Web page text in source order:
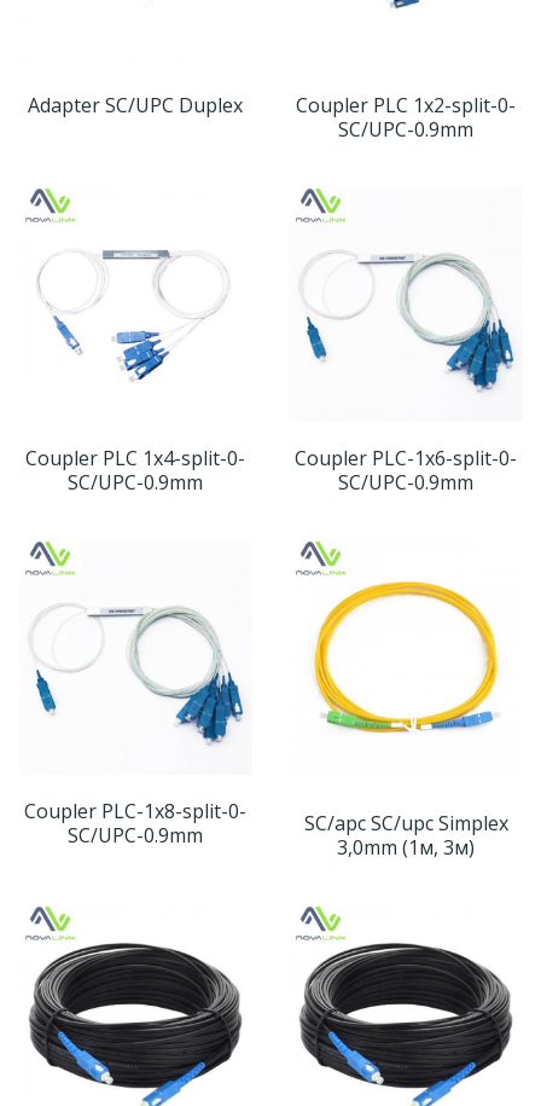
Adapter SC/UPC Duplex
Coupler PLC 1x2-split-0-
SC/UPC-0.9mm
Coupler PLC 1x4-split-0-
SC/UPC-0.9mm
Coupler PLC-1x6-split-0-
SC/UPC-0.9mm
Coupler PLC-1x8-split-0-
SC/UPC-0.9mm
SC/apc SC/upc Simplex
3,0mm (1м, 3м)